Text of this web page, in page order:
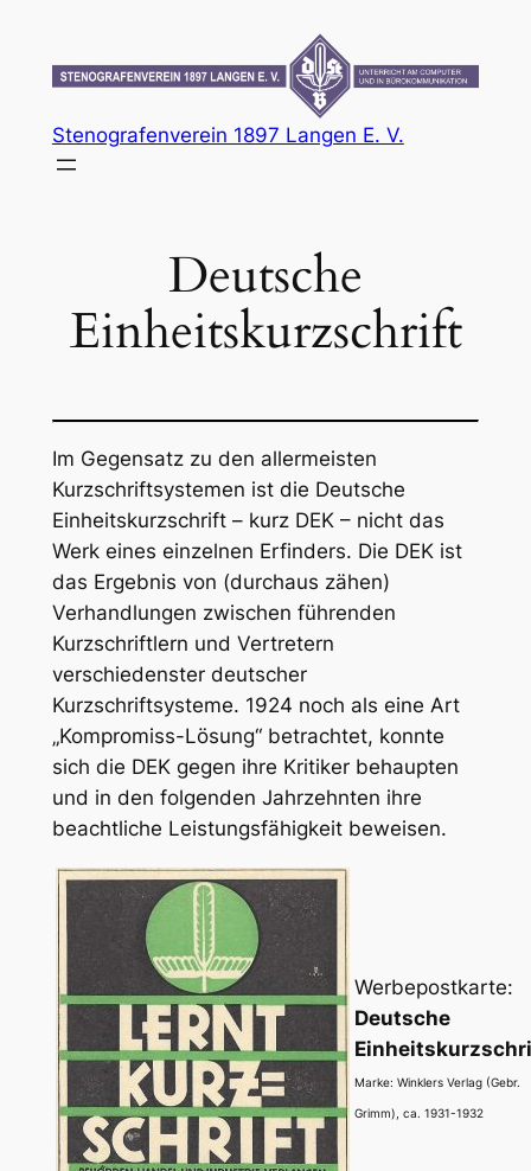
springen
Stenografenverein 1897 Langen E. V.
Deutsche
Einheitskurzschrift
Im Gegensatz zu den allermeisten
Kurzschriftsystemen ist die Deutsche
Einheitskurzschrift – kurz DEK – nicht das
Werk eines einzelnen Erfinders. Die DEK ist
das Ergebnis von (durchaus zähen)
Verhandlungen zwischen führenden
Kurzschriftlern und Vertretern
verschiedenster deutscher
Kurzschriftsysteme. 1924 noch als eine Art
„Kompromiss-Lösung“ betrachtet, konnte
sich die DEK gegen ihre Kritiker behaupten
und in den folgenden Jahrzehnten ihre
beachtliche Leistungsfähigkeit beweisen.
Werbepostkarte:
Deutsche
Marke: Winklers Verlag (Gebr.
Grimm), ca. 1931-1932